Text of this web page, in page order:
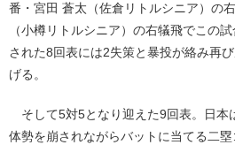
番・宮田 蒼太（佐倉リトルシニア）の
（小樽リトルシニア）の右犠飛でこの
された8回表には2失策と暴投が絡み再
げる。
そして5対5となり迎えた9回表。日本
体勢を崩されながらバットに当てる二